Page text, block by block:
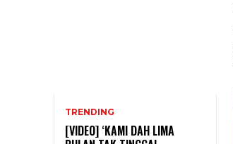
TRENDING
[VIDEO] ‘KAMI DAH LIMA